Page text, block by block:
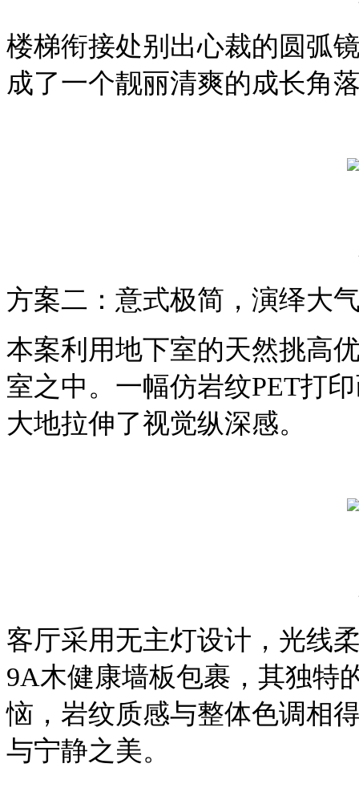
楼梯衔接处别出心裁的圆弧
成了一个靓丽清爽的成长角
方案二：意式极简，演绎大
本案利用地下室的天然挑高
室之中。一幅仿岩纹PET打
大地拉伸了视觉纵深感。
客厅采用无主灯设计，光线
9A木健康墙板包裹，其独特
恼，岩纹质感与整体色调相
与宁静之美。